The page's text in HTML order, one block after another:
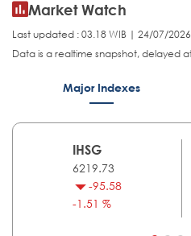
Market Watch
Last updated : 03.18 WIB | 24/07/2026
Data is a realtime snapshot, delayed
Major Indexes
IHSG
6219.73
-95.58
-1.51 %